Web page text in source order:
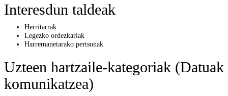
Interesdun taldeak
Herritarrak
Legezko ordezkariak
Harremanetarako pertsonak
Uzteen hartzaile-kategoriak (Datuak
komunikatzea)